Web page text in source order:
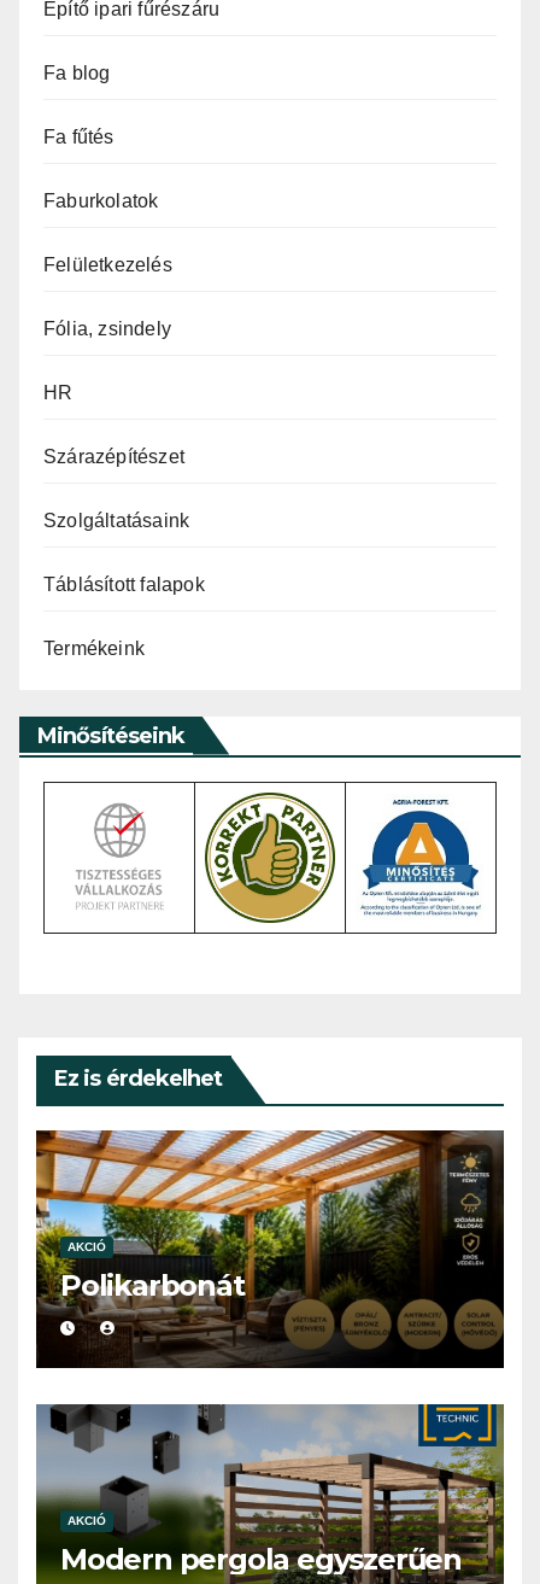
Építő ipari fűrészáru
Fa blog
Fa fűtés
Faburkolatok
Felületkezelés
Fólia, zsindely
HR
Szárazépítészet
Szolgáltatásaink
Táblásított falapok
Termékeink
Minősítéseink
Ez is érdekelhet
AKCIÓ
Polikarbonát
AKCIÓ
Modern pergola egyszerűen